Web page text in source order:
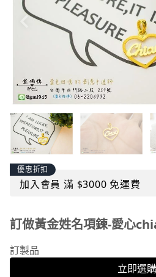
優惠折扣
加入會員 滿 $3000 免運費
訂做黃金姓名項鍊-愛心
訂製品
立即選購